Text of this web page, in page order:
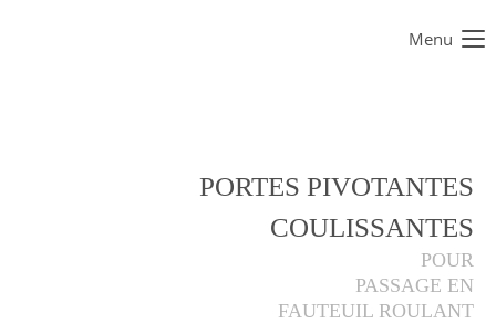
Menu
PORTES PIVOTANTES
COULISSANTES
POUR
PASSAGE EN
FAUTEUIL ROULANT